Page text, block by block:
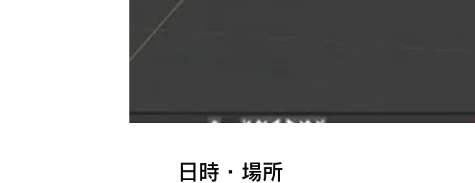
日時・場所